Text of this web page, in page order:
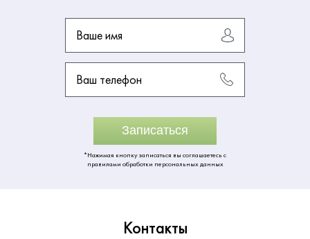
Ваше имя
Ваш телефон
Записаться
*Нажимая кнопку записаться вы соглашаетесь с
правилами обработки персональных данных
Контакты